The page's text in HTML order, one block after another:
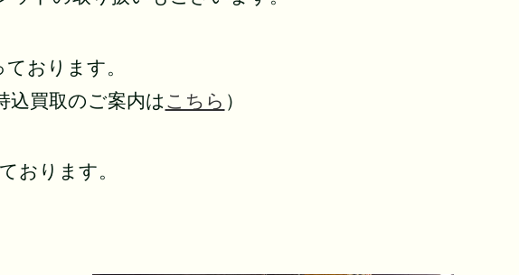
おります。
込買取のご案内は こちら ）
おります。